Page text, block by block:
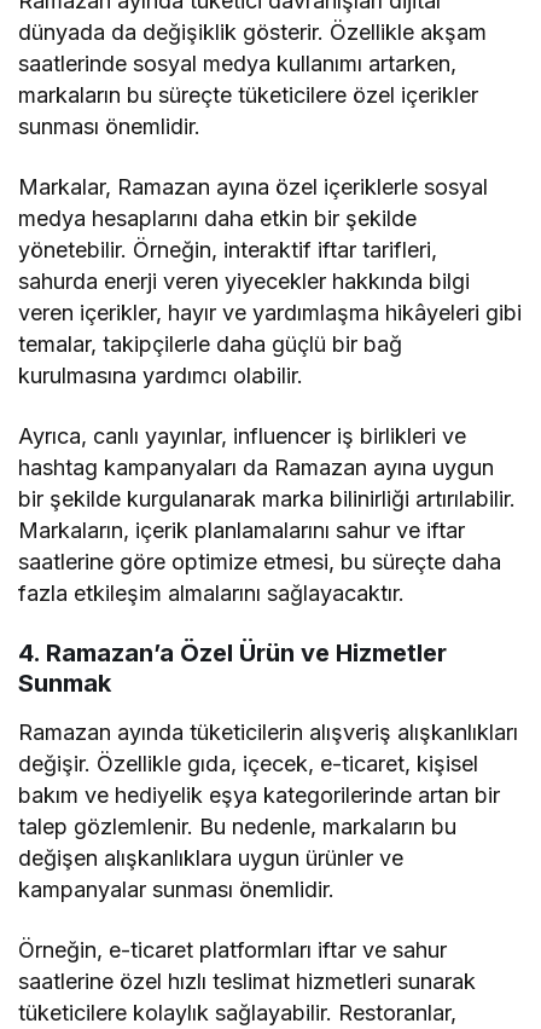
dünyada da değişiklik gösterir. Özellikle akşam
saatlerinde sosyal medya kullanımı artarken,
markaların bu süreçte tüketicilere özel içerikler
sunması önemlidir.
Markalar, Ramazan ayına özel içeriklerle sosyal
medya hesaplarını daha etkin bir şekilde
yönetebilir. Örneğin, interaktif iftar tarifleri,
sahurda enerji veren yiyecekler hakkında bilgi
veren içerikler, hayır ve yardımlaşma hikâyeleri gibi
temalar, takipçilerle daha güçlü bir bağ
kurulmasına yardımcı olabilir.
Ayrıca, canlı yayınlar, influencer iş birlikleri ve
hashtag kampanyaları da Ramazan ayına uygun
bir şekilde kurgulanarak marka bilinirliği artırılabilir.
Markaların, içerik planlamalarını sahur ve iftar
saatlerine göre optimize etmesi, bu süreçte daha
fazla etkileşim almalarını sağlayacaktır.
4. Ramazan’a Özel Ürün ve Hizmetler
Sunmak
Ramazan ayında tüketicilerin alışveriş alışkanlıkları
değişir. Özellikle gıda, içecek, e-ticaret, kişisel
bakım ve hediyelik eşya kategorilerinde artan bir
talep gözlemlenir. Bu nedenle, markaların bu
değişen alışkanlıklara uygun ürünler ve
kampanyalar sunması önemlidir.
Örneğin, e-ticaret platformları iftar ve sahur
saatlerine özel hızlı teslimat hizmetleri sunarak
tüketicilere kolaylık sağlayabilir. Restoranlar,